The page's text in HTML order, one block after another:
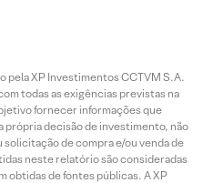
pela XP Investimentos CCTVM S.A.
todas as exigências previstas na
fornecer informações que
própria decisão de investimento, não
de compra e/ou venda de
neste relatório são consideradas
obtidas de fontes públicas. A XP